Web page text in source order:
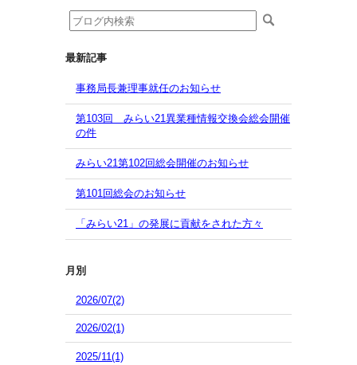
最新記事
事務局長兼理事就任のお知らせ
第103回 みらい21異業種情報交換会総会開催
の件
みらい21第102回総会開催のお知らせ
第101回総会のお知らせ
「みらい21」の発展に貢献をされた方々
月別
2026/07(2)
2026/02(1)
2025/11(1)